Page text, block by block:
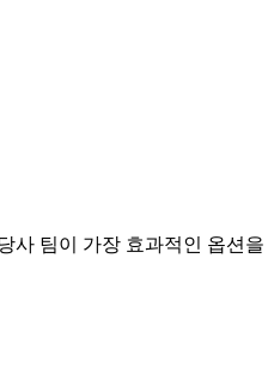
사 팀이 가장 효과적인 옵션